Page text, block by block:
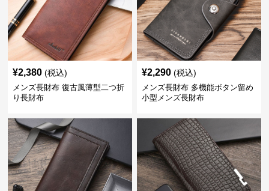
¥2,380 (税込)
メンズ長財布 復古風薄型二つ折
り長財布
¥2,290 (税込)
メンズ長財布 多機能ボタン留め
小型メンズ長財布